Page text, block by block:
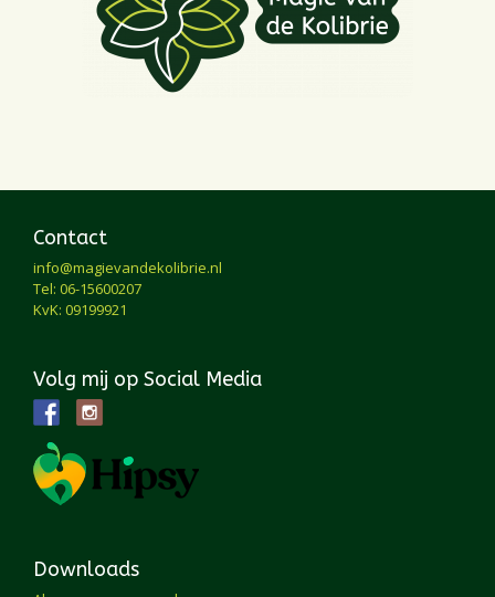
Contact
info@magievandekolibrie.nl
Tel: 06-15600207
KvK: 09199921
Volg mij op Social Media
Downloads